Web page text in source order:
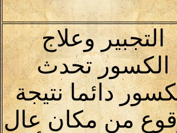
التجبير وعلاج
الكسور تحدث
دائما نتيجة
من مكان عال